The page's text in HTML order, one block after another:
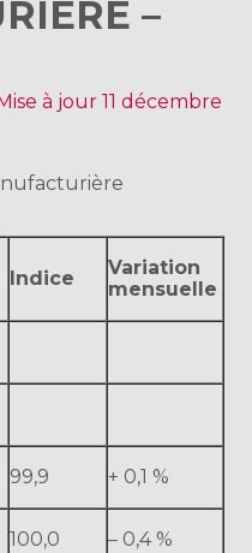
–
à jour 11 décembre
Indice
Variation
mensuelle
99,9 + 0,1 %
100,0 – 0,4 %